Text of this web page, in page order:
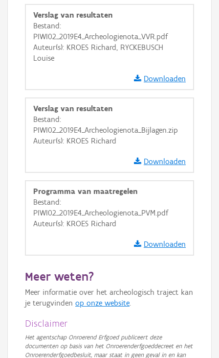
i
+ −
Basis Lagen
OSM-Basiskaart
GRB-Basiskaart in grijswaarden
Verslag van resultaten
Bestand:
PIWI02_2019E4_Archeologienota_VVR.pdf
Auteur(s): KROES Richard, RYCKEBUSCH
Louise
Downloaden
Verslag van resultaten
Bestand:
PIWI02_2019E4_Archeologienota_Bijlagen.zip
Auteur(s): KROES Richard
Downloaden
Programma van maatregelen
Bestand:
PIWI02_2019E4_Archeologienota_PVM.pdf
Auteur(s): KROES Richard
Downloaden
Meer weten?
Meer informatie over het archeologisch traject kan
je terugvinden op onze website.
Disclaimer
Het agentschap Onroerend Erfgoed publiceert deze
documenten op basis van het Onroerenderfgoeddecreet en het
Onroerenderfgoedbesluit, maar staat in geen geval in en kan